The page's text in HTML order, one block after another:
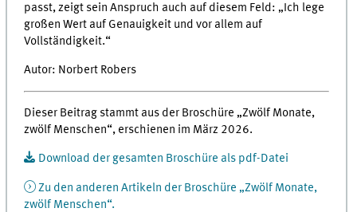
passt, zeigt sein Anspruch auch auf diesem Feld: „Ich lege
großen Wert auf Genauigkeit und vor allem auf
Vollständigkeit.“
Autor: Norbert Robers
Dieser Beitrag stammt aus der Broschüre „Zwölf Monate,
zwölf Menschen“, erschienen im März 2026.
Download der gesamten Broschüre als pdf-Datei
Zu den anderen Artikeln der Broschüre „Zwölf Monate,
zwölf Menschen“.